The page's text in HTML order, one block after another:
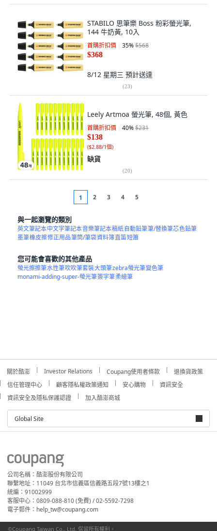
STABILO 思筆樂 Boss 粉彩螢光筆,
144 牛奶黃, 10入
首購折扣價 35%$568
$368
8/12 星期三 預計送達
(23)
Leely Artmoa 螢光筆, 48個, 黃色
首購折扣價 40%$231
$138
($2.88/1個)
缺貨
(20)
1 2 3 4 5
與一起瀏覽的類別
英文筆記本中文字筆記本音樂筆記本稿紙自動鉛筆筆/替換筆芯色鉛筆
墨筆橡皮擦修正用品筆筒/筆袋資料簿直笛短簫
您可能會喜歡的其他產品
螢光擦擦筆水性筆吹吹筆套裝大頭筆zebra螢光筆變色筆
monami-adding-super-螢光筆簽字筆柔繪筆
關於酷澎 Investor Relations Coupang使用者條款
退換貨政策
信任管理中心
顧客隱私權政策通知 安心購物
資訊安全
資訊安全及隱私保護認證
加入酷澎商城
Global Site
公司名稱：酷澎股份有限公司
聯繫地址：11049 台北市信義區信義路五段7號13樓之1
統編：91002999
客服中心：0809-088-810 (免費) / 02-5592-7298
電子郵件：help_tw@coupang.com
©Coupang Taiwan Co., Ltd. 保留所有權利。